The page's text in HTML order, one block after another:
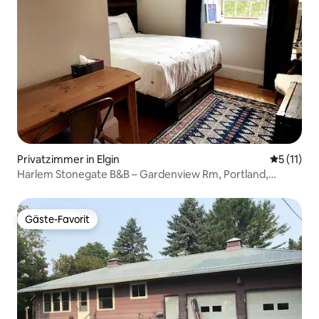
Canada Hwy (401). Maximal 2 Personen
uns deine Ankunftszeit mit.
Privatzimmer in Elgin
5 (11)
Harlem Stonegate B&B – Gardenview Rm, Portland,
Gäste-Favorit
Gäste-Favorit